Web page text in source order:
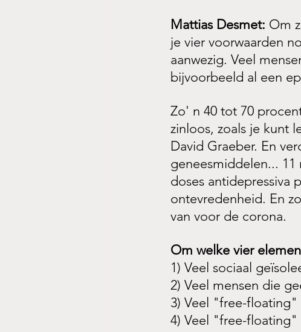
Mattias Desmet: Om
je vier voorwaarden
aanwezig. Veel
bijvoorbeeld al een
Zo' n 40 tot 70
zinloos, zoals je kunt
David Graeber. En
geneesmiddelen...
doses antidepressiva
ontevredenheid. En
van voor de corona.
Om welke vier
1) Veel sociaal
2) Veel mensen die
3) Veel "free-floating"
4) Veel "free-